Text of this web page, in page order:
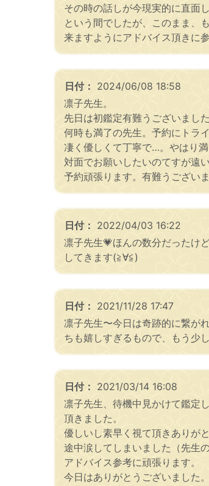
その時の話しが今現実的に直面
という間でしたが、このまま、
来ますようにアドバイス頂きに
日付： 2024/06/08 18:58
凛子先生。
先日は初鑑定有難うございました
何時も満了の先生。予約にトラ
凄く優しくて丁寧で…。やはり
対面でお願いしたいのてすが遠
予約頑張ります。有難うござい
日付： 2022/04/03 16:22
凛子先生💗ほんの数分だったけ
してきます(≧∀≦)
日付： 2021/11/28 17:47
凛子先生〜今日は奇跡的に繋が
ちも嬉しすぎるもので、もう少
日付： 2021/03/14 16:08
凛子先生、待機中見かけて鑑定
頂きました。
優しいし素早く視て頂きありが
途中涙してしまいました（先生
アドバイス参考に頑張ります。
今日はありがとうございました。